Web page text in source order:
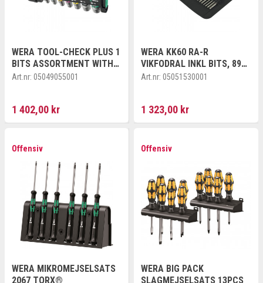
WERA TOOL-CHECK PLUS 1
BITS ASSORTMENT WITH
RATCHET + SOCKETS
Art.nr: 05049055001
1 402,00 kr
WERA KK60 RA-R
VIKFODRAL INKL BITS, 89
MM HANDTAG MED
Art.nr: 05051530001
1 323,00 kr
Offensiv
WERA MIKROMEJSELSATS
2067 TORX®
Offensiv
WERA BIG PACK
SLAGMEJSELSATS 13PCS